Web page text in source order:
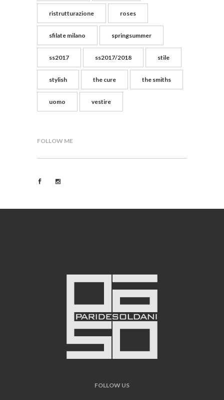
ristrutturazione roses
sfilate milano springsummer
ss2017 ss2017/2018 stile
stylish the cure the smiths
uomo vestire
FOLLOW ME
FOLLOW US